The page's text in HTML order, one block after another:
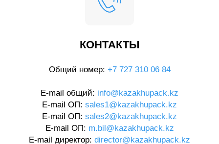
КОНТАКТЫ
Общий номер: +7 727 310 06 84
E-mail общий: info@kazakhupack.kz
E-mail ОП: sales1@kazakhupack.kz
E-mail ОП: sales2@kazakhupack.kz
E-mail ОП: m.bil@kazakhupack.kz
E-mail директор: director@kazakhupack.kz